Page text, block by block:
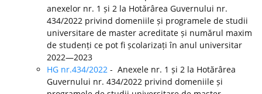
anexelor nr. 1 și 2 la Hotărârea Guvernului nr.
434/2022 privind domeniile și programele de studii
universitare de master acreditate și numărul maxim
de studenți ce pot fi școlarizați în anul universitar
2022—2023
HG nr.434/2022 - Anexele nr. 1 și 2 la Hotărârea
Guvernului nr. 434/2022 privind domeniile și